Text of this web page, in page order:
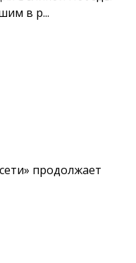
в р...
продолжает